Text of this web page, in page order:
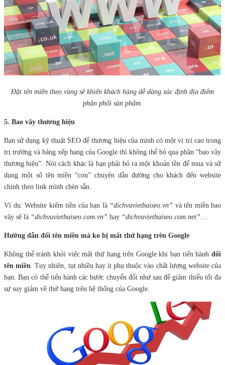
Đặt tên miền theo vùng sẽ khiến khách hàng dễ dàng xác định địa điểm
phân phối sản phẩm.
5. Bao vây thương hiệu
Bạn sử dụng kỹ thuật SEO để thương hiệu của mình có một vị trí cao trong
trị trường và bảng xếp hạng của Google thì không thể bỏ qua phần “bao vây
thương hiệu”. Nói cách khác là bạn phải bỏ ra một khoản tền để mua và sử
dụng một số tên miền “con” chuyên dẫn đường cho khách đến website
chính theo link mình chèn sẵn.
Ví dụ: Website kiếm tiền của bạn là “dichvuvietbaiseo.vn” và tên miền bao
vây sẽ là “dichvuvietbaiseo.com.vn” hay “dichvuvietbaiseo.com.net”…
Hướng dẫn đổi tên miền mà ko bị mất thứ hạng trên Google
Không thể tránh khỏi việc mất thứ hạng trên Google khi bạn tiến hành đổi
tên miền. Tuy nhiên, tụt nhiều hay ít phụ thuộc vào chất lượng website của
bạn. Bạn có thể tiến hành các bước chuyển đổi như sau để giảm thiểu tối đa
sự suy giảm về thứ hạng trên hệ thống của Google.